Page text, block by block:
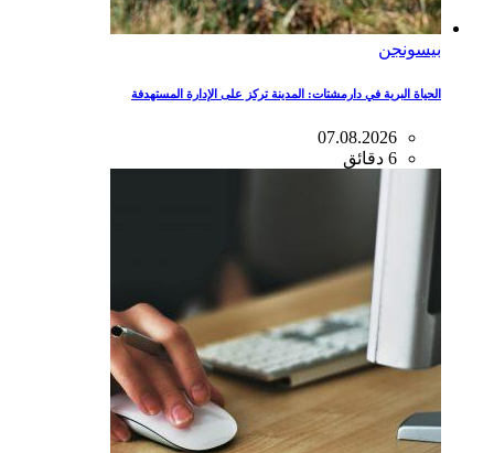
بيسونجن
الحياة البرية في دارمشتات: المدينة تركز على الإدارة المستهدفة
07.08.2026
6 دقائق